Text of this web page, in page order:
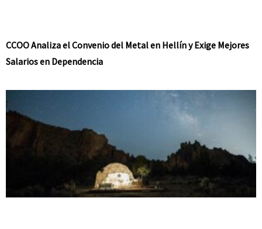
CCOO Analiza el Convenio del Metal en Hellín y Exige Mejores
Salarios en Dependencia